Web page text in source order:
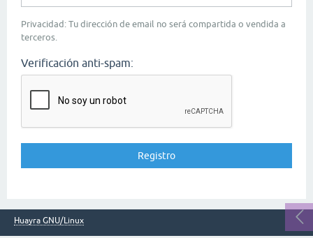
Privacidad: Tu dirección de email no será compartida o vendida a
terceros.
Verificación anti-spam:
Huayra GNU/Linux